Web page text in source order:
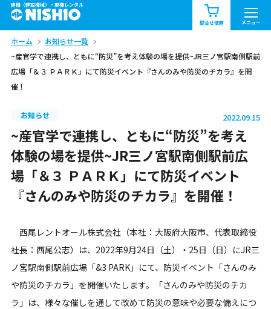
建機（建設機械）・重機レンタル
問合せ依頼 メニュー
商品一覧 お知らせ一覧
問合せ依頼リスト
エリア情報を見る
中部 関西 中国・四国
九州・沖縄（外部）
ホーム
お知らせ一覧
~産官学で連携し、ともに“防災”を考え体験の場を提供~JR三ノ宮駅南側駅前
広場「＆３ ＰＡＲＫ」にて防災イベント『さんのみや防災のチカラ』を開
催！
お知らせ 2022.09.15
~産官学で連携し、ともに“防災”を考え
体験の場を提供~JR三ノ宮駅南側駅前広
場「＆３ ＰＡＲＫ」にて防災イベント
『さんのみや防災のチカラ』を開催！
西尾レントオール株式会社（本社：大阪府大阪市、代表取締役
社長：西尾公志）は、2022年9月24日（土）・25日（日）にJR三
ノ宮駅南側駅前広場「&3 PARK」にて、防災イベント「さんのみ
や防災のチカラ」を開催いたします。「さんのみや防災のチカ
ラ」は、様々な催しを通して改めて防災の意味や必要な備えにつ